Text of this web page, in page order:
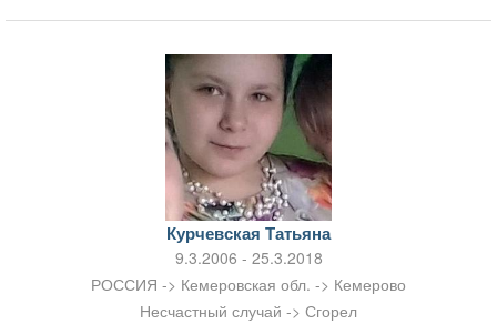
Курчевская Татьяна
9.3.2006 - 25.3.2018
РОССИЯ -> Кемеровская обл. -> Кемерово
Несчастный случай -> Сгорел